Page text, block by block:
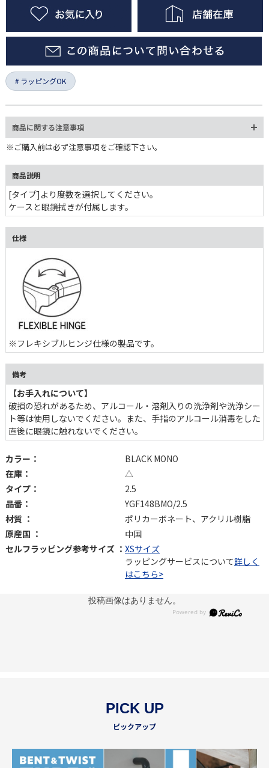
ラッピングOK
商品に関する注意事項
※ご購入前は必ず注意事項をご確認下さい。
商品説明
[タイプ]より度数を選択してください。
ケースと眼鏡拭きが付属します。
仕様
※フレキシブルヒンジ仕様の製品です。
備考
【お手入れについて】
破損の恐れがあるため、アルコール・溶剤入りの洗浄剤や洗浄シー
ト等は使用しないでください。また、手指のアルコール消毒をした
直後に眼鏡に触れないでください。
カラー：
BLACK MONO
在庫：
△
タイプ：
2.5
品番：
YGF148BMO/2.5
材質 ：
ポリカーボネート、アクリル樹脂
原産国 ：
中国
セルフラッピング参考サイズ ： XSサイズ
ラッピングサービスについて詳しく
はこちら>
投稿画像はありません。
PICK UP
ピックアップ